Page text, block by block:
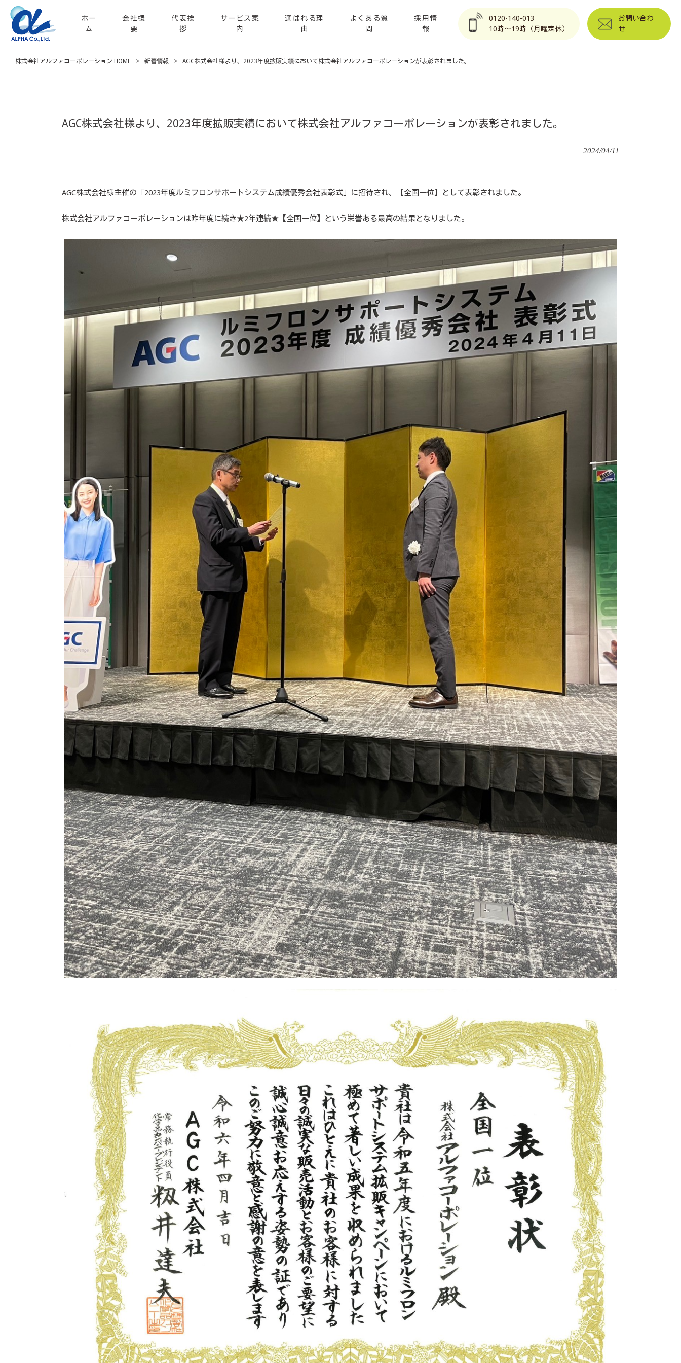
ホー
ム
会社概
要
代表挨
拶
サービス案
内
選ばれる理
由
よくある質
問
採用情
報
0120-140-013
10時～19時（月曜定休）
お問い合わ
せ
株式会社アルファコーポレーション HOME > 新着情報 > AGC株式会社様より、2023年度拡販実績において株式会社アルファコーポレーションが表彰されました。
AGC株式会社様より、2023年度拡販実績において株式会社アルファコーポレーションが表彰されました。
2024/04/11
AGC株式会社様主催の「2023年度ルミフロンサポートシステム成績優秀会社表彰式」に招待され、【全国一位】として表彰されました。
株式会社アルファコーポレーションは昨年度に続き★2年連続★【全国一位】という栄誉ある最高の結果となりました。